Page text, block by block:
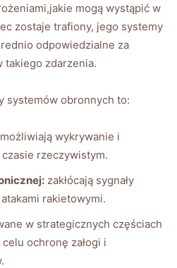
mogą wystąpić w
zostaje trafiony, jego systemy
odpowiedzialne za
takiego zdarzenia.
systemów obronnych to:
wykrywanie i
rzeczywistym.
zakłócają sygnały
rakietowymi.
w strategicznych częściach
ochronę załogi i